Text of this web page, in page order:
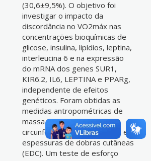
(30,6±9,5%). O objetivo foi
investigar o impacto da
discordância no VO2máx nas
concentrações bioquímicas de
glicose, insulina, lipídios, leptina,
interleucina 6 e na expressão
do mRNA dos genes SUR1,
KIR6.2, IL6, LEPTINA e PPARg,
independente de efeitos
genéticos. Foram obtidas as
medidas antropométricas de
massa corporal, estatura,
circunferência da cintura (CC) e
espessuras de dobras cutâneas
(EDC). Um teste de esforço